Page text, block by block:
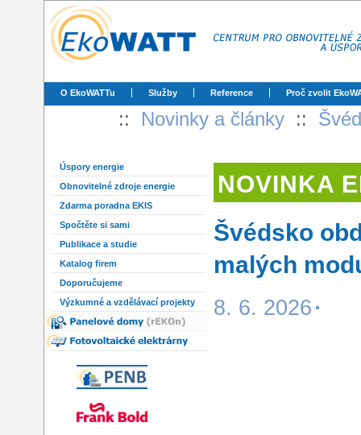
O EkoWATTu Služby Reference Proč zvolit
:: Novinky a články ::
Úspory energie
Obnovitelné zdroje energie
Zdarma poradna EKIS
Spočtěte si sami
Publikace a studie
Katalog firem
Doporučujeme
Výzkumné a vzdělávací projekty
NOVINKA
Švédsko
malých
8. 6. 2026